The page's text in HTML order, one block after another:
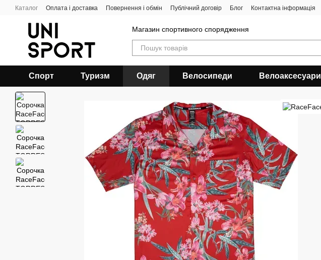
Перейти до основного контенту
Каталог Оплата і доставка Повернення і обмін Публічний договір Блог Контактна інформація
Магазин спортивного спорядження
Спорт Туризм Одяг Велосипеди Велоаксесуари